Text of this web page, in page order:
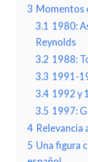
3 Momentos
3.1 1980:
Reynolds
3.2 1988:
3.3 1991-
3.4 1992 y
3.5 1997:
4 Relevancia
5 Una figura